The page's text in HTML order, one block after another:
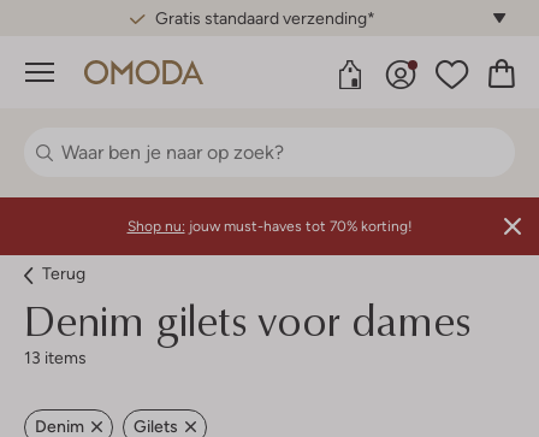
Gratis standaard verzending*
Menu
Shop nu: jouw must-haves tot 70% korting!
Terug
Denim gilets voor dames
13 items
Denim Gilets